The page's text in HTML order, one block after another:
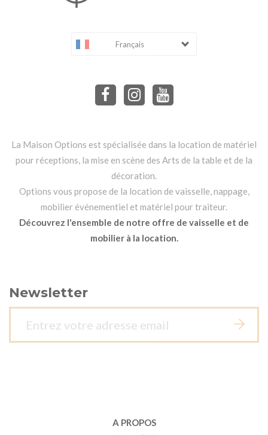
Français
La Maison Options est spécialisée dans la location de matériel
pour réceptions, la mise en scène des Arts de la table et de la
décoration.
Options vous propose de la location de vaisselle, nappage,
mobilier événementiel et matériel pour traiteur.
Découvrez l'ensemble de notre offre de vaisselle et de
mobilier à la location.
Newsletter
A PROPOS